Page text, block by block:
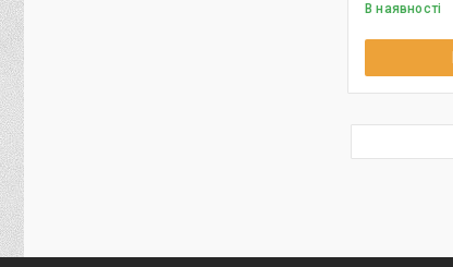
В наявності